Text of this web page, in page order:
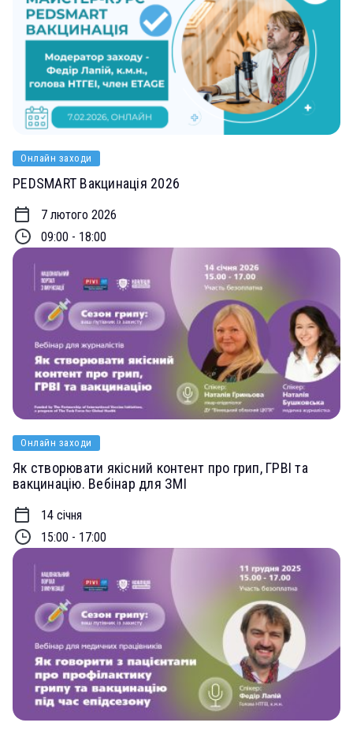
Онлайн заходи
PEDSMART Вакцинація 2026
7 лютого 2026
09:00 - 18:00
Онлайн заходи
Як створювати якісний контент про грип, ГРВІ та
вакцинацію. Вебінар для ЗМІ
14 січня
15:00 - 17:00